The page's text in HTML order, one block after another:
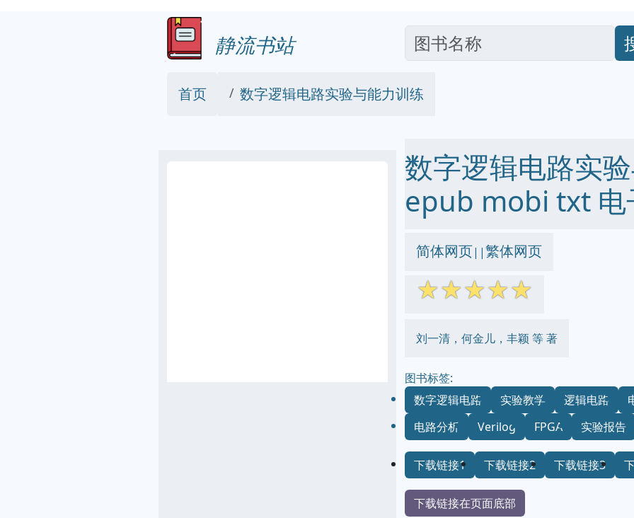
静流书站
首页 数字逻辑电路实验与能力训练
数字逻辑电路实
epub mobi txt 电
简体网页||繁体网页
☆☆☆☆☆
刘一清，何金儿，丰颖 等 著
图书标签:
数字逻辑电路
实验教学 逻辑电路
电路分析
Verilog FPGA 实验报告
下载链接1 下载链接2 下载链接3
下载链接在页面底部